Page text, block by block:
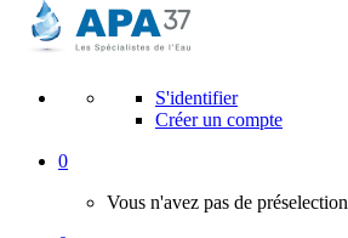
S'identifier
Créer un compte
0
Vous n'avez pas de préselection